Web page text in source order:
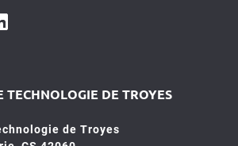
TECHNOLOGIE DE TROYES
de Troyes